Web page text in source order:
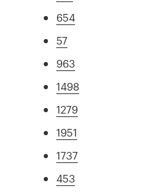
654
57
963
1498
1279
1951
1737
453